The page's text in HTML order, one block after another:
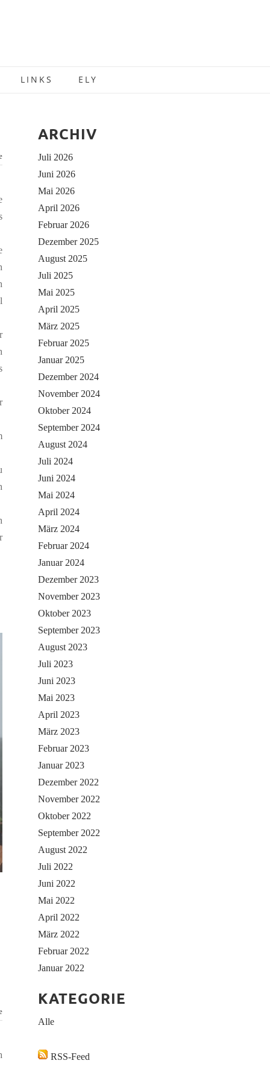
LINKS ELY
ARCHIV
Juli 2026
Juni 2026
Mai 2026
April 2026
Februar 2026
Dezember 2025
August 2025
Juli 2025
Mai 2025
April 2025
März 2025
Februar 2025
Januar 2025
Dezember 2024
November 2024
Oktober 2024
September 2024
August 2024
Juli 2024
Juni 2024
Mai 2024
April 2024
März 2024
Februar 2024
Januar 2024
Dezember 2023
November 2023
Oktober 2023
September 2023
August 2023
Juli 2023
Juni 2023
Mai 2023
April 2023
März 2023
Februar 2023
Januar 2023
Dezember 2022
November 2022
Oktober 2022
September 2022
August 2022
Juli 2022
Juni 2022
Mai 2022
April 2022
März 2022
Februar 2022
Januar 2022
KATEGORIE
Alle
RSS-Feed